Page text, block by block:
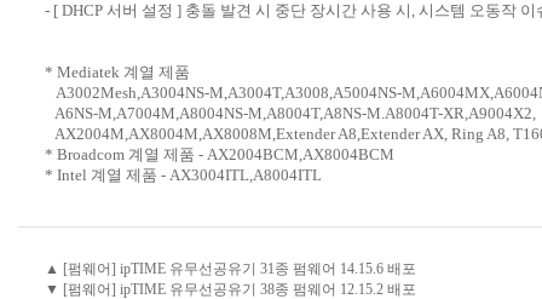
- [ DHCP 서버 설정 ] 충돌 발견 시 중단 장시간 사용 시, 시스템 오동작 이
* Mediatek 계열 제품
A3002Mesh,A3004NS-M,A3004T,A3008,A5004NS-
A6NS-M,A7004M,A8004NS-M,A8004T,A8NS-M.A8004T-XR,A9004X2,
AX2004M,AX8004M,AX8008M,Extender A8,Extender AX, Ring A8,
* Broadcom 계열 제품 - AX2004BCM,AX8004BCM
* Intel 계열 제품 - AX3004ITL,A8004ITL
▲ [펌웨어] ipTIME 유무선공유기 31종 펌웨어 14.15.6 배포
▼ [펌웨어] ipTIME 유무선공유기 38종 펌웨어 12.15.2 배포